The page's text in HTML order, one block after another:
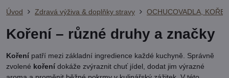
Úvod Zdravá výživa & doplňky stravy OCHUCOVADLA,
Koření – různé druhy a značky
Koření patří mezi základní ingredience každé kuchyně. Správně
zvolené koření dokáže zvýraznit chuť jídel, dodat jim výrazné